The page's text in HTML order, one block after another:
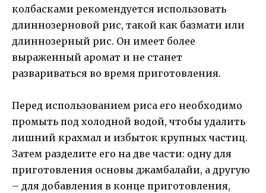
колбасками рекомендуется использовать
длиннозерновой рис, такой как базмати или
длиннозерный рис. Он имеет более
выраженный аромат и не станет
развариваться во время приготовления.
Перед использованием риса его необходимо
промыть под холодной водой, чтобы удалить
лишний крахмал и избыток крупных частиц.
Затем разделите его на две части: одну для
приготовления основы джамбалайи, а другую
– для добавления в конце приготовления,